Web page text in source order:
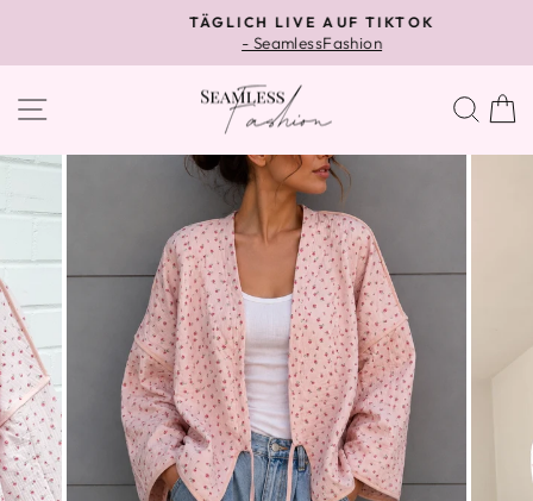
Inhalt
Pause
Diashow
TÄGLICH LIVE AUF TIKTOK
- SeamlessFashion
SEITENNAVIGATION